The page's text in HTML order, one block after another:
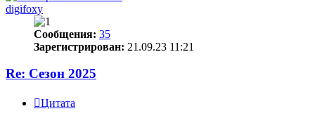
digifoxy
Сообщения: 35
Зарегистрирован: 21.09.23 11:21
Re: Сезон 2025
Цитата